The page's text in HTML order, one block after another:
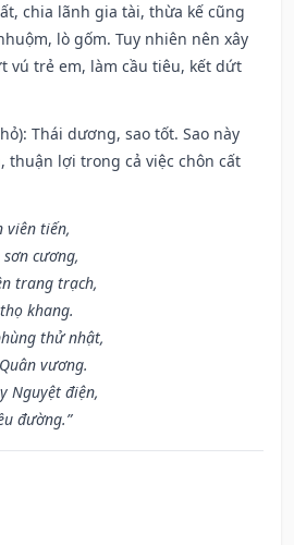
chia lãnh gia tài, thừa kế cũng
lò gốm. Tuy nhiên nên xây
vú trẻ em, làm cầu tiêu, kết dứt
Thái dương, sao tốt. Sao này
thuận lợi trong cả việc chôn cất
viên tiến,
cương,
trang trạch,
khang.
thử nhật,
vương.
Nguyệt điện,
đường.”